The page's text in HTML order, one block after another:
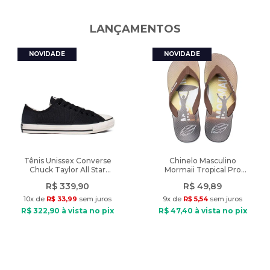
LANÇAMENTOS
Tênis Unissex Converse
Chuck Taylor All Star
R$ 339,90
10x de R$ 33,99 sem juros
R$ 322,90 à vista no pix
Chinelo Masculino
Mormaii Tropical Pro
R$ 49,89
9x de R$ 5,54 sem juros
R$ 47,40 à vista no pix